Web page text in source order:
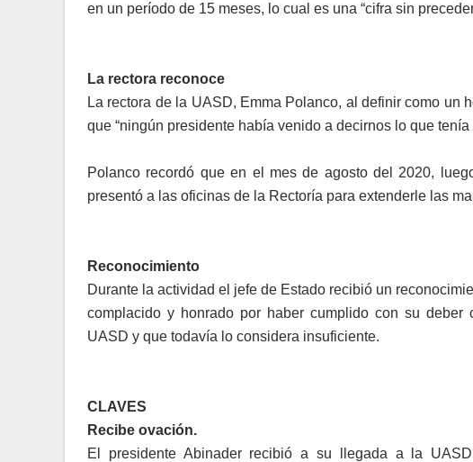
en un período de 15 meses, lo cual es una “cifra sin
La rectora reconoce
La rectora de la UASD, Em­ma Polanco, al definir como un
que “ningún presidente había venido a decirnos lo que tenía
Polanco recordó que en el mes de agosto del 2020,
presentó a las oficinas de la Rectoría para extenderle las
Reconocimiento
Durante la actividad el jefe de Estado recibió un
complacido y honra­do por haber cumplido con su
UASD y que todavía lo con­sidera insuficiente.
CLAVES
Recibe ovación.
El presidente Abinader recibió a su llegada a la